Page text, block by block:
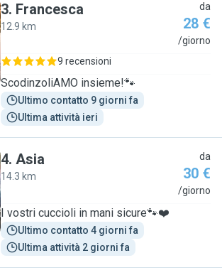
3. Francesca
12.9 km
da
28 €
/giorno
9 recensioni
ScodinzoliAMO insieme!🐾
Ultimo contatto 9 giorni fa
Ultima attività ieri
4. Asia
14.3 km
da
30 €
/giorno
I vostri cuccioli in mani sicure🐾❤️
Ultimo contatto 4 giorni fa
Ultima attività 2 giorni fa